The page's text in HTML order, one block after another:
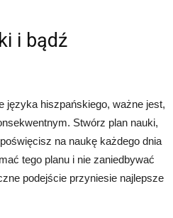
i bądź
języka hiszpańskiego, ważne jest,
Stwórz plan nauki,
na naukę każdego dnia
tego planu i nie zaniedbywać
podejście przyniesie najlepsze